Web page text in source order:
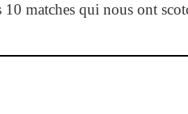
10 matches qui nous ont